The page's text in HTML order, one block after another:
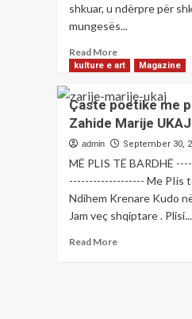
shkuar, u ndërpre për
mungesës...
Read MoreRead
more
Vazhdimi
i
seancës
pas
disa
diskutimeve
mbyllet
për
mungesë
kulture e art Magazine
Çaste poetike me
Zahide Marije UKAJ
admin September 30,
MË PLIS TË BARDHË
------------------- Me PIis
Ndihem Krenare Kudo
Jam veç shqiptare . Plisi...
Read MoreRead